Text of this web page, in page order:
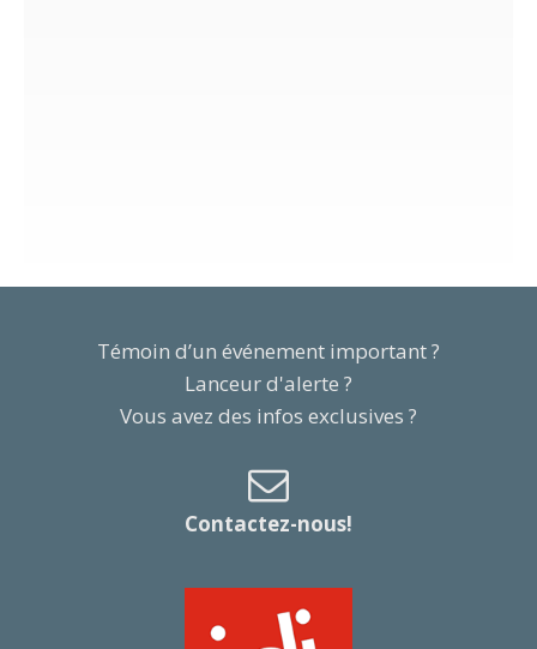
Témoin d’un événement important ?
Lanceur d'alerte ?
Vous avez des infos exclusives ?
Contactez-nous!